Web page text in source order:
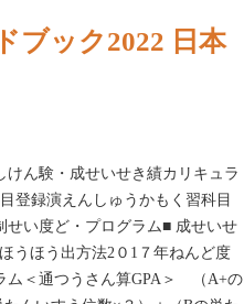
ブック2022 日本
けん験・成せいせき績カリキュラ
登録演えんしゅうかもく習科目
せい度ど・プログラム■ 成せいせ
うほう出方法2０1７年ねんど度
ム＜通つうさん算GPA＞ （A+の